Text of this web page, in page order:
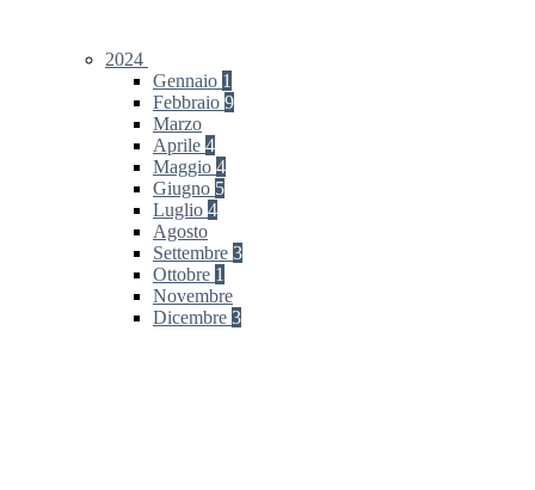
2024
Gennaio 1
Febbraio 9
Marzo
Aprile 4
Maggio 4
Giugno 5
Luglio 4
Agosto
Settembre 3
Ottobre 1
Novembre
Dicembre 3